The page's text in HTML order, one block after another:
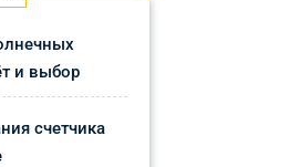
и выбор
счетчика